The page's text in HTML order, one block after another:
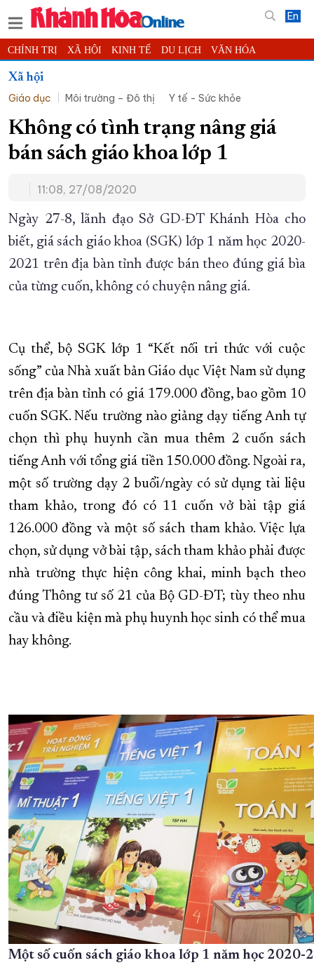
En
CHÍNH TRỊ XÃ HỘI KINH TẾ DU LỊCH VĂN HÓA
THỂ THAO
KHOA HỌC - CÔNG NGHỆ PHÁP LUẬT BẠN ĐỌC
THẾ GIỚI MULTIMEDIA VIDEO ĐỌC BÁO ONLINE
PODCAST THÔNG TIN - QUẢNG CÁO
TRƯỜNG SA BIỂN ĐẢO QUÊ HƯƠNG
CHUNG TAY CẢI CÁCH HÀNH CHÍNH
XÂY DỰNG NÔNG THÔN MỚI LỊCH CẮT ĐIỆN
TÀU - XE - MÁY BAY
KỶ NIỆM 370 NĂM XÂY DỰNG VÀ PHÁT TRIỂN TỈNH KHÁNH HÒA
Xã hội
Giáo dục
Môi trường – Đô thị Y tế - Sức khỏe
Không có tình trạng nâng giá
bán sách giáo khoa lớp 1
11:08, 27/08/2020
Ngày 27-8, lãnh đạo Sở GD-ĐT Khánh Hòa cho
biết, giá sách giáo khoa (SGK) lớp 1 năm học 2020-
2021 trên địa bàn tỉnh được bán theo đúng giá bìa
của từng cuốn, không có chuyện nâng giá.
Cụ thể, bộ SGK lớp 1 “Kết nối tri thức với cuộc
sống” của Nhà xuất bản Giáo dục Việt Nam sử dụng
trên địa bàn tỉnh có giá 179.000 đồng, bao gồm 10
cuốn SGK. Nếu trường nào giảng dạy tiếng Anh tự
chọn thì phụ huynh cần mua thêm 2 cuốn sách
tiếng Anh với tổng giá tiền 150.000 đồng. Ngoài ra,
một số trường dạy 2 buổi/ngày có sử dụng tài liệu
tham khảo, trong đó có 11 cuốn vở bài tập giá
126.000 đồng và một số sách tham khảo. Việc lựa
chọn, sử dụng vở bài tập, sách tham khảo phải được
nhà trường thực hiện công khai, minh bạch theo
đúng Thông tư số 21 của Bộ GD-ĐT; tùy theo nhu
cầu và điều kiện mà phụ huynh học sinh có thể mua
hay không.
Một số cuốn sách giáo khoa lớp 1 năm học 2020-